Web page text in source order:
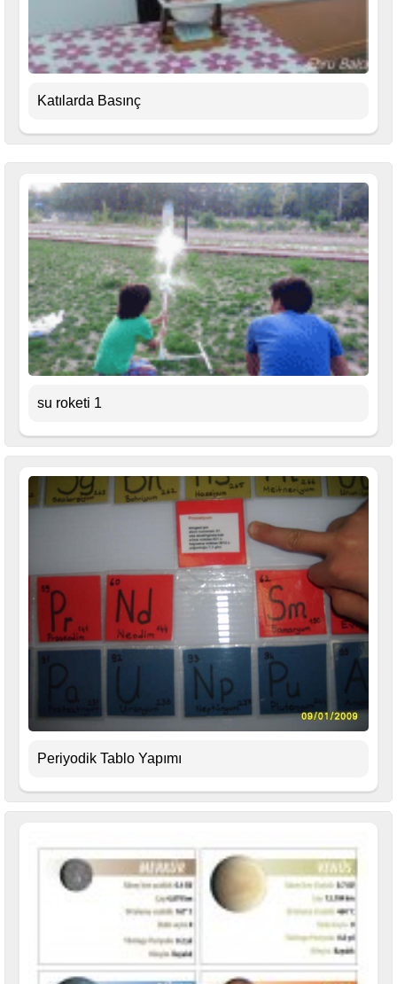
Katılarda Basınç
su roketi 1
Periyodik Tablo Yapımı